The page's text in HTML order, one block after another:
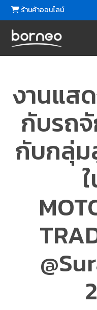
ร้านค้าออนไลน์
งานแส
กับรถ
กับกลุ่ม